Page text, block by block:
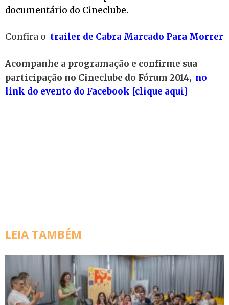
documentário do Cineclube.
Confira o trailer de Cabra Marcado Para Morrer
Acompanhe a programação e confirme sua
participação no Cineclube do Fórum 2014, no
link do evento do Facebook [clique aqui]
LEIA TAMBÉM